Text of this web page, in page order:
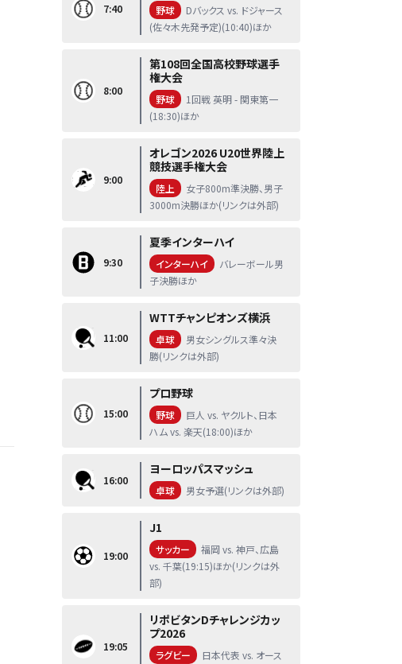
7:40 野球
Dバックス vs. ドジャース
(佐々木先発予定)(10:40)ほか
8:00
第108回全国高校野球選手
権大会
野球
1回戦 英明 - 関東第一
(18:30)ほか
9:00
オレゴン2026 U20世界陸上
競技選手権大会
陸上
女子800m準決勝、男子
3000m決勝ほか(リンクは外部)
9:30
夏季インターハイ
インターハイ
バレーボール男
子決勝ほか
11:00
WTTチャンピオンズ横浜
卓球
男女シングルス準々決
勝(リンクは外部)
15:00
プロ野球
野球
巨人 vs. ヤクルト、日本
ハム vs. 楽天(18:00)ほか
16:00
ヨーロッパスマッシュ
卓球 男女予選(リンクは外部)
19:00
J1
サッカー
福岡 vs. 神戸、広島
vs. 千葉(19:15)ほか(リンクは外
部)
19:05
リポビタンDチャレンジカッ
プ2026
ラグビー
日本代表 vs. オース